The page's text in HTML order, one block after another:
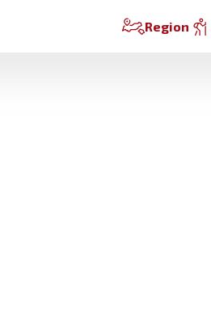
Region